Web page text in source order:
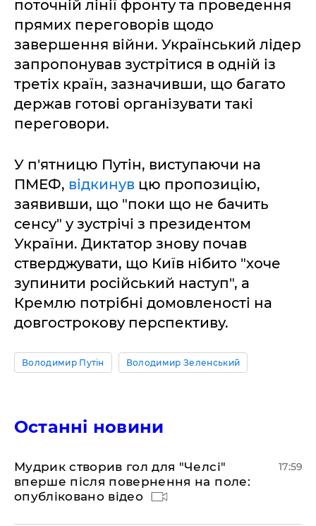
поточній лінії фронту та проведення
прямих переговорів щодо
завершення війни. Український лідер
запропонував зустрітися в одній із
третіх країн, зазначивши, що багато
держав готові організувати такі
переговори.
У п'ятницю Путін, виступаючи на
ПМЕФ, відкинув цю пропозицію,
заявивши, що "поки що не бачить
сенсу" у зустрічі з президентом
України. Диктатор знову почав
стверджувати, що Київ нібито "хоче
зупинити російський наступ", а
Кремлю потрібні домовленості на
довгострокову перспективу.
Володимир Путін Володимир Зеленський
Останні новини
Мудрик створив гол для "Челсі"
вперше після повернення на поле:
опубліковано відео
17:59